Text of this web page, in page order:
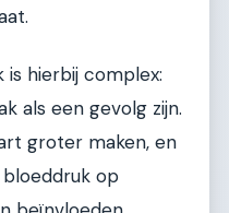
hierbij complex:
als een gevolg zijn.
groter maken, en
op